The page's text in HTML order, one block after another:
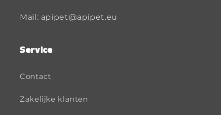
Mail: apipet@apipet.eu
Service
Contact
Zakelijke klanten